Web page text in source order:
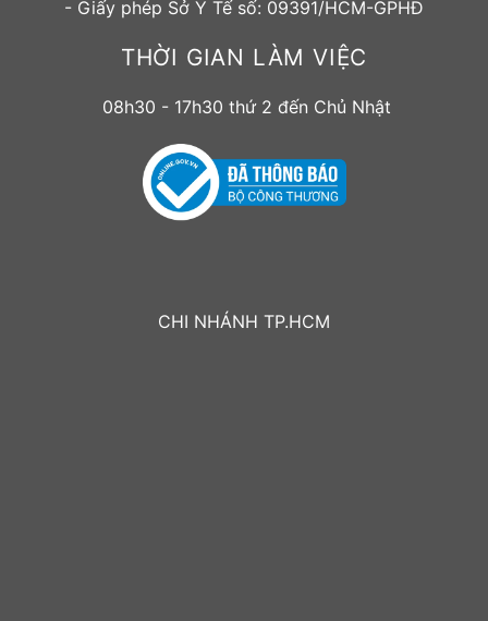
- Giấy phép Sở Y Tế số: 09391/HCM-GPHĐ
THỜI GIAN LÀM VIỆC
08h30 - 17h30 thứ 2 đến Chủ Nhật
CHI NHÁNH TP.HCM